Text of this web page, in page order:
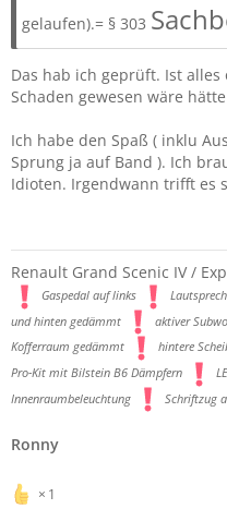
gelaufen).= § 303
Das hab ich geprüft. Ist
Schaden gewesen wäre
Ich habe den Spaß ( inklu
Sprung ja auf Band ). Ich
Idioten. Irgendwann trifft es
Renault Grand Scenic IV /
Gaspedal auf links
und hinten gedämmt
aktiver
Kofferraum gedämmt
hintere
Pro-Kit mit Bilstein B6 Dämpfern
Innenraumbeleuchtung
Schriftzug
Ronny
1